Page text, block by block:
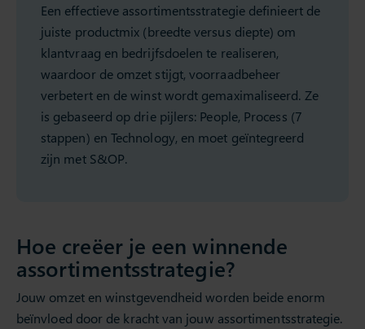
Een effectieve assortimentsstrategie definieert de
juiste productmix (breedte versus diepte) om
klantvraag en bedrijfsdoelen te realiseren,
waardoor de omzet stijgt, voorraadbeheer
verbetert en de winst wordt gemaximaliseerd. Ze
is gebaseerd op drie pijlers: People, Process (7
stappen) en Technology, en moet geïntegreerd
zijn met S&OP.
Hoe creëer je een winnende
assortimentsstrategie?
Jouw omzet en winstgevendheid worden beide enorm
beïnvloed door de kracht van jouw assortimentsstrategie.